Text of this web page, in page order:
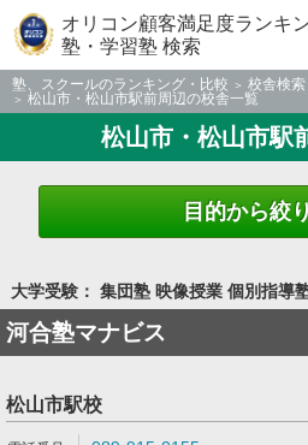
オリコン顧客満足度ランキ
塾・学習塾 検索
塾、スクールのランキング・比較 校舎検索
松山市・松山市駅前周辺の校舎一覧
松山市・松山市駅
目的から絞
大学受験： 集団塾 映像授業 個別指導
河合塾マナビス
松山市駅校